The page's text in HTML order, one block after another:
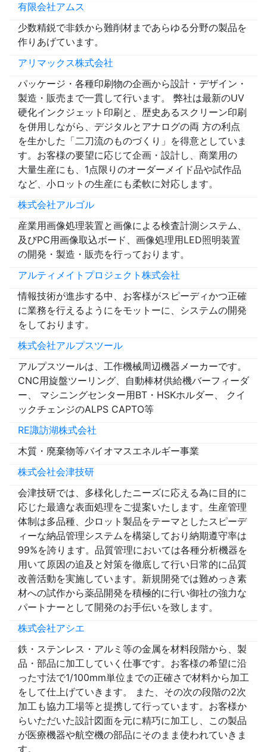
有限会社アムス
少数精鋭で非鉄から難削材まであらゆる分野の製品を
作りあげています。
アリマックス株式会社
パッケージ・各種印刷物の企画から設計・デザイン・
製造・販売まで一貫して行います。 弊社は最新のUV
硬化インクジェット印刷と、歴史あるスクリーン印刷
を併用しながら、デジタルとアナログの両 方の利点
を生かした「二刀流のものづくり」を得意としていま
す。お客様の要望に応じて企画・設計し、商業用の
大量生産にも、1点限りのオーダーメイド品や試作品
など、小ロットの生産にも柔軟に対応します。
株式会社アルゴル
産業用画像処理装置と画像による検査計測システム、
及びPC用画像取込ボード、画像処理用LED照明装置
の開発・製造・販売を行っております。
アルティメイトプロジェクト株式会社
情報技術が進歩する中、お客様がスピーディかつ正確
に業務を行えるようにをモットーに、システムの開発
をしております。
株式会社アルプスツール
アルプスツールは、工作機械周辺機器メーカーです。
CNC用旋盤ツーリング、自動棒材供給機バーフィーダ
ー、 マシニングセンター用BT・HSKホルダー、 クイ
ックチェンジのALPS CAPTO等
RE諏訪湖株式会社
木質・廃棄物等バイオマスエネルギー事業
株式会社会津技研
会津技研では、多様化したニーズに応える為に目的に
応じた最適な表面処理をご提案いたします。生産管理
体制は多品種、少ロット製品をテーマとしたスピーデ
ィーな納品管理システムを構築しており納期遵守率は
99%を誇ります。品質管理においては各種分析機器を
用いて原因の追及と対策を徹底して行い日常的に品質
改善活動を実施しています。新規開発では難めっき素
材への試作から薬品開発を積極的に行い御社の強力な
パートナーとして開発のお手伝いを致します。
株式会社アシエ
鉄・ステンレス・アルミ等の金属を材料段階から、製
品・部品に加工していく仕事です。お客様の希望に沿
った寸法で1/100mm単位までの正確さで材料から加工
をして仕上げていきます。 また、その次の段階の2次
加工も協力工場等と提携して行っています。お客様か
らいただいた設計図面を元に精巧に加工し、この製品
が医療機器や航空機の部品にそのまま使われていきま
す。